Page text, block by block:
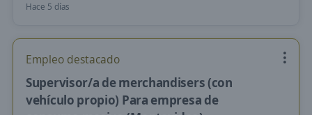
Hace 5 días
Empleo destacado
Supervisor/a de merchandisers (con
vehículo propio) Para empresa de